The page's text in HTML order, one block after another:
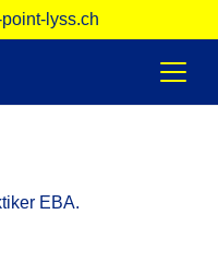
lyss.ch
EBA.